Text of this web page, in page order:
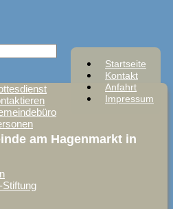
Startseite
Kontakt
Anfahrt
Impressum
am Hagenmarkt in
Stiftung